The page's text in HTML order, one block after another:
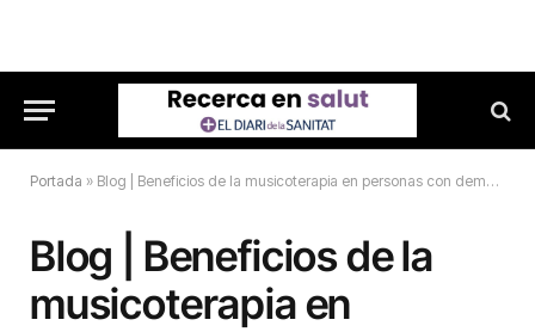
Portada » Blog | Beneficios de la musicoterapia en personas con demencia
Blog | Beneficios de la
musicoterapia en